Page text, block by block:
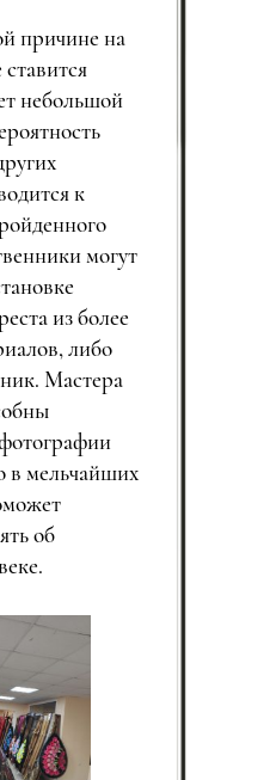
причине на
небольшой
к
могут
из более
либо
Мастера
в мельчайших
об